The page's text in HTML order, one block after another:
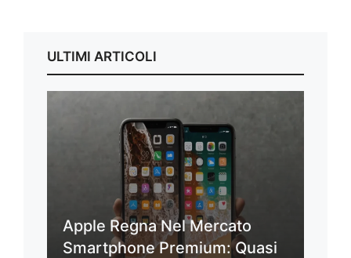
ULTIMI ARTICOLI
Apple Regna Nel Mercato
Smartphone Premium: Quasi